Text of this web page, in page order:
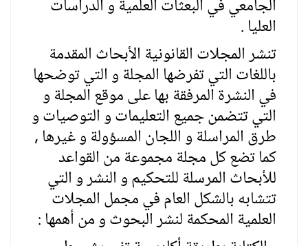
الجامعي في البعثات العلمية و الدراسات
العليا .
تنشر المجلات القانونية الأبحاث المقدمة
باللغات التي تفرضها المجلة و التي توضحها
في النشرة المرفقة بها على موقع المجلة و
التي تتضمن جميع التعليمات و التوصيات و
طرق المراسلة و اللجان المسؤولة و غيرها ,
كما تضع كل مجلة مجموعة من القواعد
للأبحاث المرسلة للتحكيم و النشر و التي
تتشابه بالشكل العام في مجمل المجلات
العلمية المحكمة لنشر البحوث و من أهمها :